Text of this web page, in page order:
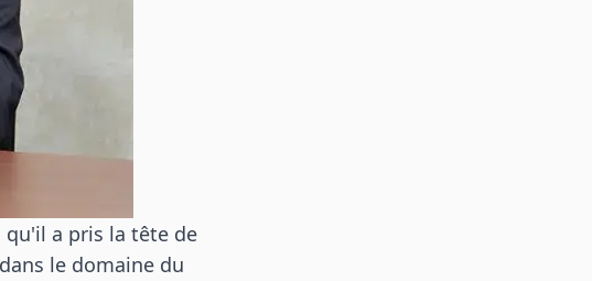
qu'il a pris la tête de
le domaine du